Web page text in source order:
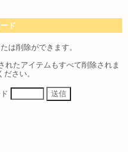
ド
は削除ができます。
れたアイテムもすべて削除されま
さい。